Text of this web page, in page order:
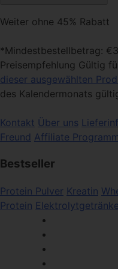
Weiter ohne 45% Rabatt
*Mindestbestellbetrag:
Preisempfehlung Gültig
dieser ausgewählten
des Kalendermonats
Kontakt Über uns
Freund Affiliate
Bestseller
Protein Pulver Kreatin
Protein Elektrolytgetränke